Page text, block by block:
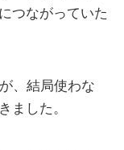
つながっていた
、結局使わな
ました。